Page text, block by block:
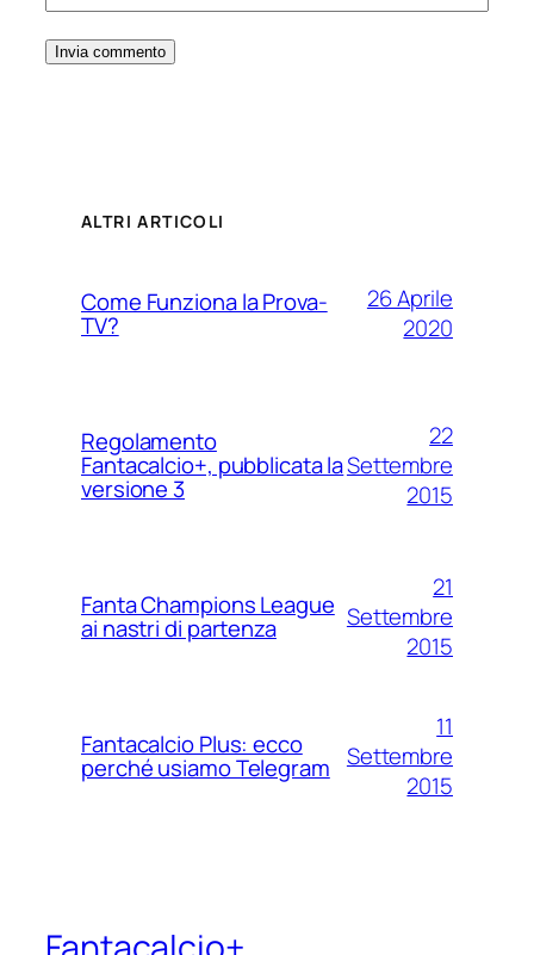
ALTRI ARTICOLI
Come Funziona la Prova-
TV?
26 Aprile
2020
Regolamento
Fantacalcio+, pubblicata la
versione 3
22
Settembre
2015
Fanta Champions League
ai nastri di partenza
21
Settembre
2015
Fantacalcio Plus: ecco
perché usiamo Telegram
11
Settembre
2015